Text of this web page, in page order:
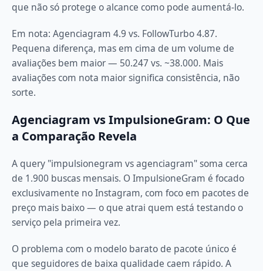
que não só protege o alcance como pode aumentá-lo.
Em nota: Agenciagram 4.9 vs. FollowTurbo 4.87.
Pequena diferença, mas em cima de um volume de
avaliações bem maior — 50.247 vs. ~38.000. Mais
avaliações com nota maior significa consistência, não
sorte.
Agenciagram vs ImpulsioneGram: O Que
a Comparação Revela
A query "impulsionegram vs agenciagram" soma cerca
de 1.900 buscas mensais. O ImpulsioneGram é focado
exclusivamente no Instagram, com foco em pacotes de
preço mais baixo — o que atrai quem está testando o
serviço pela primeira vez.
O problema com o modelo barato de pacote único é
que seguidores de baixa qualidade caem rápido. A